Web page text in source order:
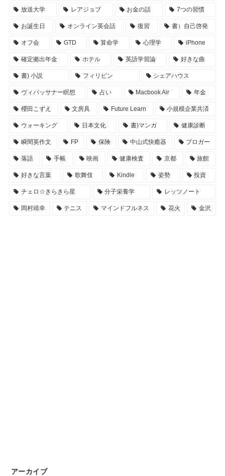
放送大学 レアジョブ お金の話 7つの習慣
お誕生日 オンライン英会話 復習 書）自己啓発
オフ会 GTD 算命学 心理学 iPhone
確定拠出年金 ホテル 英語学習論 好きな曲
書) 小説 フィリピン シェアハウス
ヴィパッサナー瞑想 占い Macbook Air 年金
櫻田こずえ 文房具 Future Learn 小規模企業共済
ウォーキング 日本文化 書)マンガ 健康診断
瞬間英作文 FP 保険 中山式快癒器 ブロガー
落語 手帳 映画 健康検査 京都 旅館
好きな言葉 歌舞伎 Kindle 姿勢 投資
チェロ☆きらきら星 分子栄養学 レッツノート
岡村靖幸 テニス マインドフルネス 花火 金沢
アーカイブ